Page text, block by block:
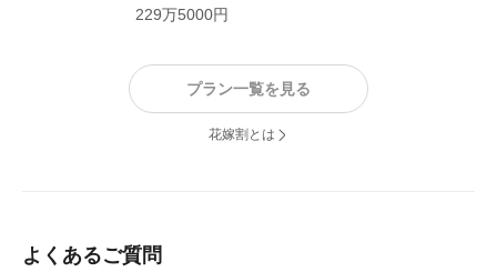
229万5000円
プラン一覧を見る
花嫁割とは
よくあるご質問